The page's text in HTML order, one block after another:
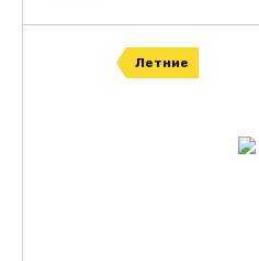
Летние